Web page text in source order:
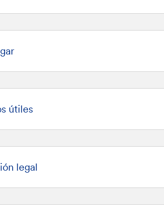
útiles
legal